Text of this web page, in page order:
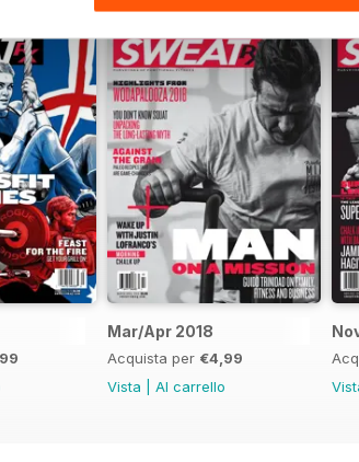
Mar/Apr 2018
Acquista per €4,99
Vista
Al carrello